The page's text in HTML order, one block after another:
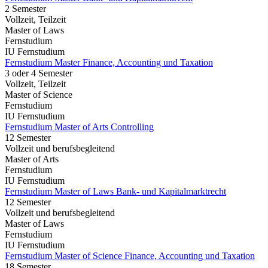
2 Semester
Vollzeit, Teilzeit
Master of Laws
Fernstudium
IU Fernstudium
Fernstudium Master Finance, Accounting und Taxation
3 oder 4 Semester
Vollzeit, Teilzeit
Master of Science
Fernstudium
IU Fernstudium
Fernstudium Master of Arts Controlling
12 Semester
Vollzeit und berufsbegleitend
Master of Arts
Fernstudium
IU Fernstudium
Fernstudium Master of Laws Bank- und Kapitalmarktrecht
12 Semester
Vollzeit und berufsbegleitend
Master of Laws
Fernstudium
IU Fernstudium
Fernstudium Master of Science Finance, Accounting und Taxation